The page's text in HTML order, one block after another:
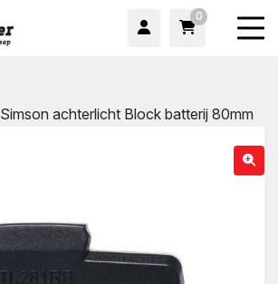
0
Simson achterlicht Block batterij 80mm